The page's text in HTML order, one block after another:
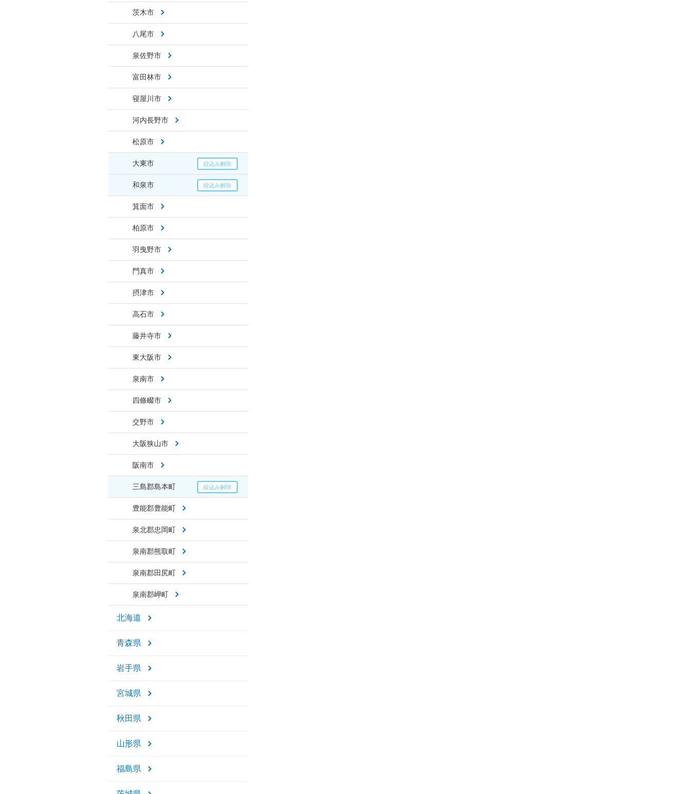
茨木市
八尾市
泉佐野市
富田林市
寝屋川市
河内長野市
松原市
大東市
和泉市
箕面市
柏原市
羽曳野市
門真市
摂津市
高石市
藤井寺市
東大阪市
泉南市
四條畷市
交野市
大阪狭山市
阪南市
三島郡島本町
豊能郡豊能町
泉北郡忠岡町
泉南郡熊取町
泉南郡田尻町
泉南郡岬町
北海道
青森県
岩手県
宮城県
秋田県
山形県
福島県